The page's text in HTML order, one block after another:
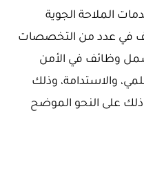
الملاحة الجوية
في عدد من التخصصات
تشمل وظائف في الأمن
والاستدامة، وذلك
على النحو الموضح